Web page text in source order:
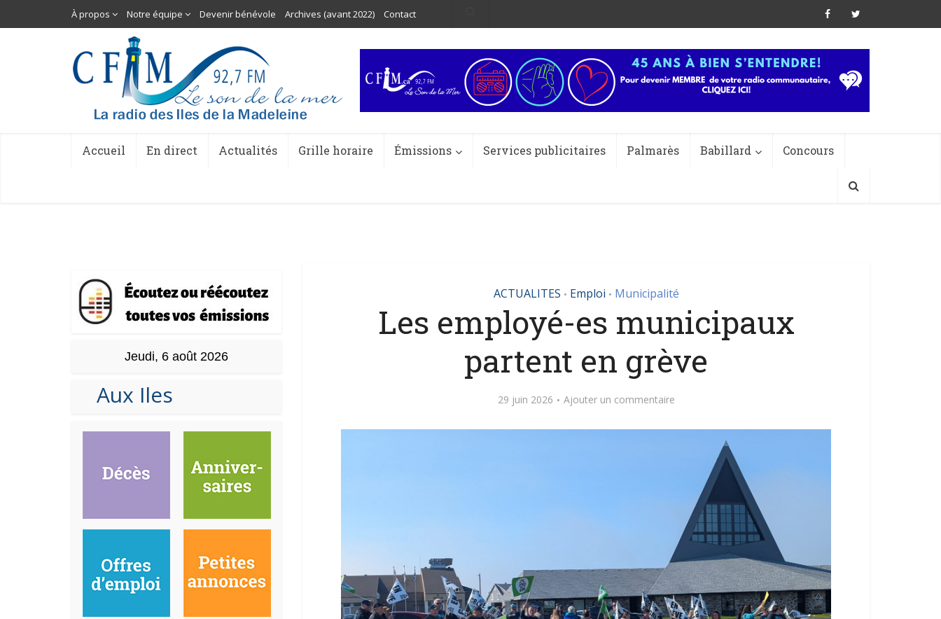
À propos Notre équipe Devenir bénévole Archives (avant 2022) Contact
Accueil En direct Actualités Grille horaire Émissions Services publicitaires Palmarès Babillard Concours
Jeudi, 6 août 2026
Aux Iles
ACTUALITES • Emploi • Municipalité
Les employé-es municipaux
partent en grève
29 juin 2026 Ajouter un commentaire